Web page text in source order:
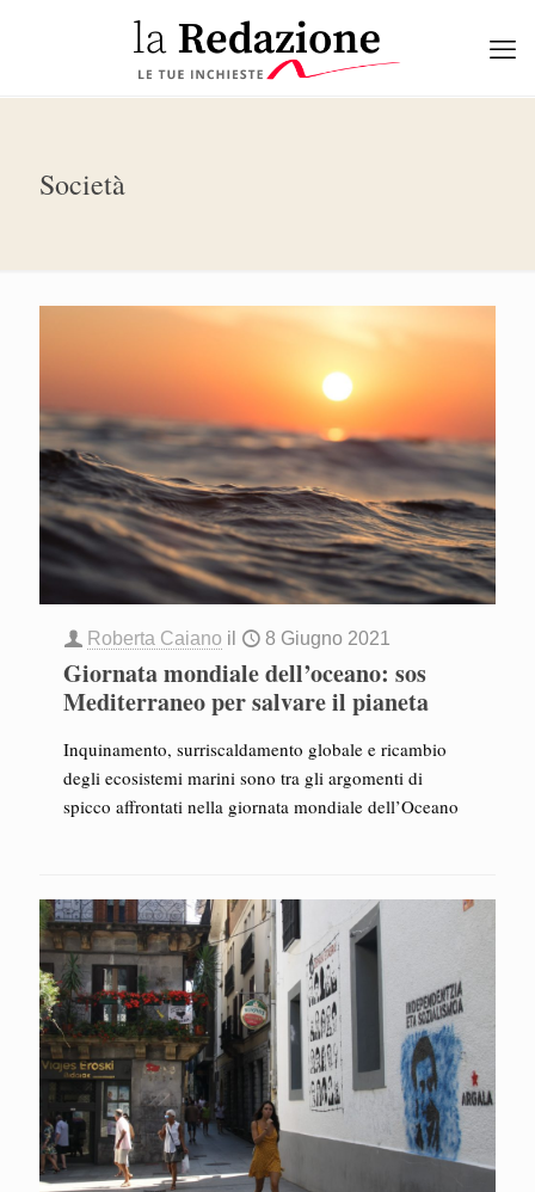
Società
Roberta Caiano il 8 Giugno 2021
Giornata mondiale dell’oceano: sos
Mediterraneo per salvare il pianeta
Inquinamento, surriscaldamento globale e ricambio
degli ecosistemi marini sono tra gli argomenti di
spicco affrontati nella giornata mondiale dell’Oceano